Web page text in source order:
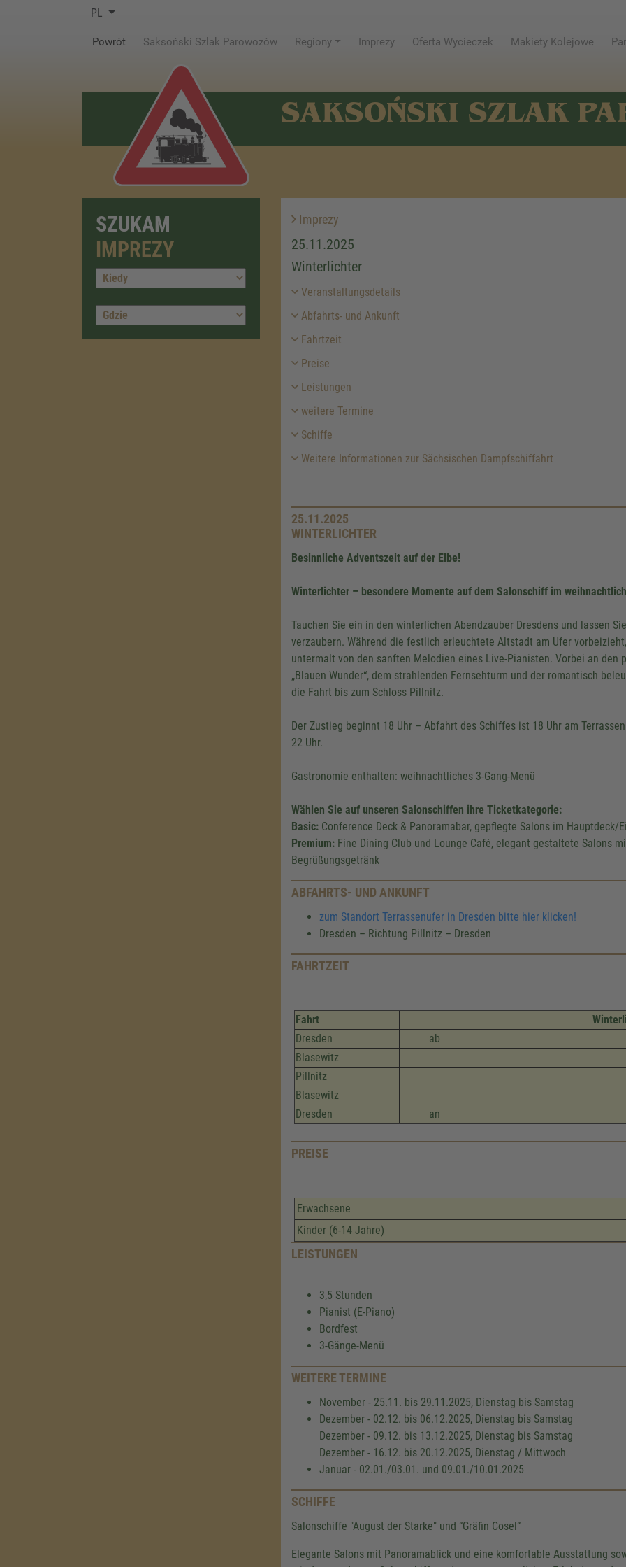
PL
Powrót (current)
Saksoński Szlak Parowozów Regiony Imprezy Oferta Wycieczek Makiety Kolejowe
SAKSOŃSKI SZLAK
SZUKAM
IMPREZY
Imprezy
25.11.2025
Winterlichter
Veranstaltungsdetails
Abfahrts- und Ankunft
Fahrtzeit
Preise
Leistungen
weitere Termine
Schiffe
Weitere Informationen zur Sächsischen Dampfschiffahrt
25.11.2025
WINTERLICHTER
Besinnliche Adventszeit auf der Elbe!
Winterlichter – besondere Momente auf dem Salonschiff im
Tauchen Sie ein in den winterlichen Abendzauber Dresdens und lassen
verzaubern. Während die festlich erleuchtete Altstadt am Ufer
untermalt von den sanften Melodien eines Live-Pianisten. Vorbei an den
„Blauen Wunder“, dem strahlenden Fernsehturm und der romantisch
die Fahrt bis zum Schloss Pillnitz.
Der Zustieg beginnt 18 Uhr – Abfahrt des Schiffes ist 18 Uhr am
22 Uhr.
Gastronomie enthalten: weihnachtliches 3-Gang-Menü
Wählen Sie auf unseren Salonschiffen ihre Ticketkategorie:
Basic: Conference Deck & Panoramabar, gepflegte Salons im Hauptdeck/
Premium: Fine Dining Club und Lounge Café, elegant gestaltete Salons
Begrüßungsgetränk
ABFAHRTS- UND ANKUNFT
zum Standort Terrassenufer in Dresden bitte hier klicken!
Dresden – Richtung Pillnitz – Dresden
FAHRTZEIT
Fahrt
Dresden
ab
Blasewitz
Pillnitz
Blasewitz
Dresden
an
PREISE
Erwachsene
Kinder (6-14 Jahre)
LEISTUNGEN
3,5 Stunden
Pianist (E-Piano)
Bordfest
3-Gänge-Menü
WEITERE TERMINE
November - 25.11. bis 29.11.2025, Dienstag bis Samstag
Dezember - 02.12. bis 06.12.2025, Dienstag bis Samstag
Dezember - 09.12. bis 13.12.2025, Dienstag bis Samstag
Dezember - 16.12. bis 20.12.2025, Dienstag / Mittwoch
Januar - 02.01./03.01. und 09.01./10.01.2025
SCHIFFE
Salonschiffe "August der Starke" und “Gräfin Cosel”
Elegante Salons mit Panoramablick und eine komfortable Ausstattung